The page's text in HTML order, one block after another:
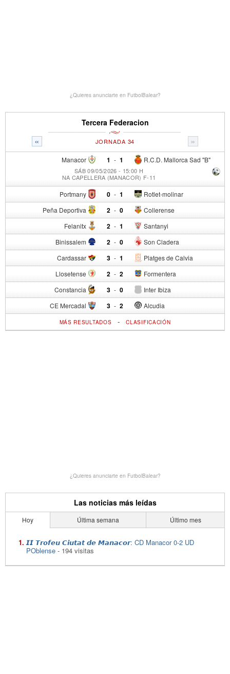
¿Quieres anunciarte en FutbolBalear?
Tercera Federacion
« »
JORNADA 34
Manacor 1 - R.C.D. Mallorca Sad "B"
1
SÁB 09/05/2026 - 15:00 H
NA CAPELLERA (MANACOR) F-11
Portmany 0 - Rotlet-molinar
1
Peña Deportiva 2 - Collerense
0
Felanitx 2 - Santanyi
1
Binissalem 2 - Son Cladera
0
Cardassar 3 - Platges de Calvia
1
Llosetense 2 - Formentera
2
Constancia 3 - Inter Ibiza
0
CE Mercadal 3 - Alcudia
2
MÁS RESULTADOS -CLASIFICACIÓN
¿Quieres anunciarte en FutbolBalear?
Las noticias más leídas
Hoy Última semana Último mes
𝙄𝙄 𝙏𝙧𝙤𝙛𝙚𝙪 𝘾𝙞𝙪𝙩𝙖𝙩 𝙙𝙚 𝙈𝙖𝙣𝙖𝙘𝙤𝙧: CD Manacor 0-2 UD
POblense - 194 visitas